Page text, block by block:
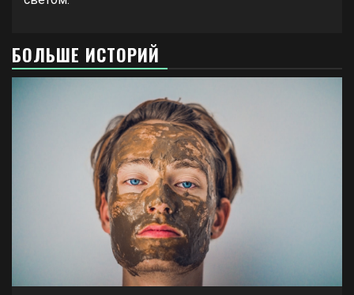
БОЛЬШЕ ИСТОРИЙ